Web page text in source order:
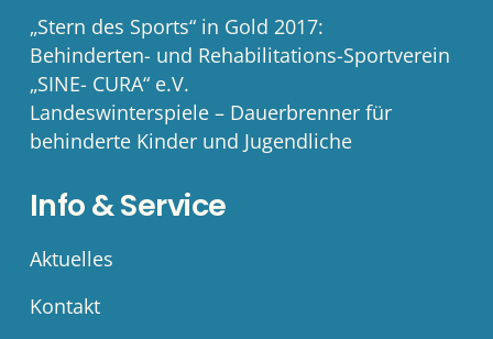
„Stern des Sports“ in Gold 2017:
Behinderten- und Rehabilitations-Sportverein
„SINE- CURA“ e.V.
Landeswinterspiele – Dauerbrenner für
behinderte Kinder und Jugendliche
Info & Service
Aktuelles
Kontakt